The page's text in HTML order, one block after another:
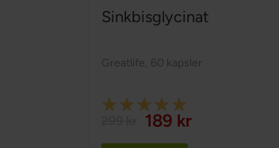
Sinkbisglycinat
Greatlife 60 kapsler
Rating:
189 kr